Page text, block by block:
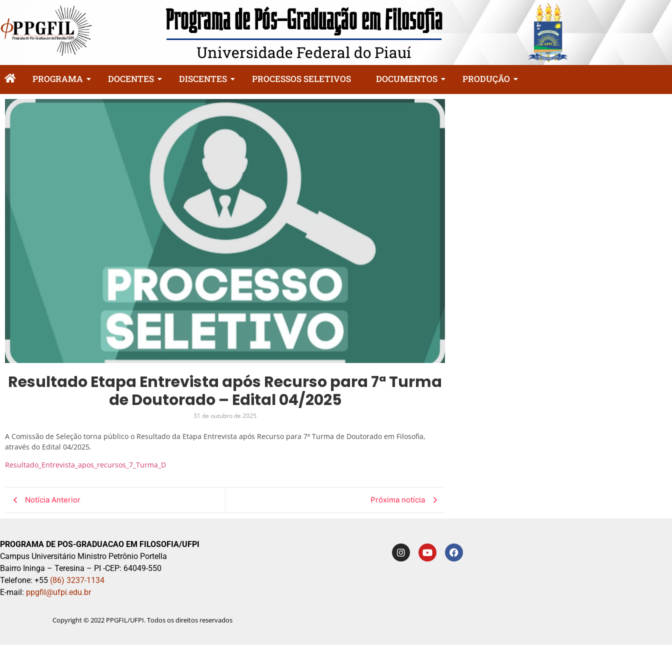
Programa de Pós-Graduação em Filosofia
Universidade Federal do Piauí
PROGRAMA DOCENTES DISCENTES PROCESSOS SELETIVOS DOCUMENTOS PRODUÇÃO
Resultado Etapa Entrevista após Recurso para 7ª Turma
de Doutorado – Edital 04/2025
31 de outubro de 2025
A Comissão de Seleção torna público o Resultado da Etapa Entrevista após Recurso para 7ª Turma de Doutorado em Filosofia,
através do Edital 04/2025.
Resultado_Entrevista_apos_recursos_7_Turma_D
Notícia Anterior Próxima notícia
PROGRAMA DE POS-GRADUACAO EM FILOSOFIA/UFPI
Campus Universitário Ministro Petrônio Portella
Bairro Ininga – Teresina – PI -CEP: 64049-550
Telefone: +55 (86) 3237-1134
E-mail: ppgfil@ufpi.edu.br
Copyright © 2022 PPGFIL/UFPI. Todos os direitos reservados